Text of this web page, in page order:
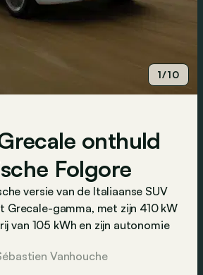
1/10
onthuld
Folgore
versie van de Italiaanse SUV
Grecale-gamma, met zijn 410 kW
van 105 kWh en zijn autonomie
Vanhouche